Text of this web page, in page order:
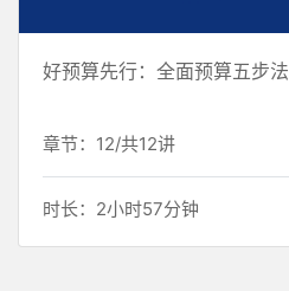
好预算先行：全面预算五步法
章节：12/共12讲
时长：2小时57分钟